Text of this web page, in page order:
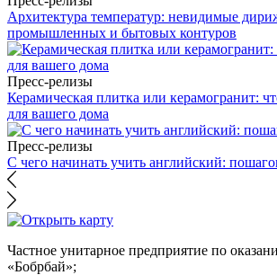
Архитектура температур: невидимые
промышленных и бытовых контуров
Пресс-релизы
Керамическая плитка или керамогранит:
для вашего дома
Пресс-релизы
С чего начинать учить английский:
Частное унитарное предприятие по
«Бобрбай»;